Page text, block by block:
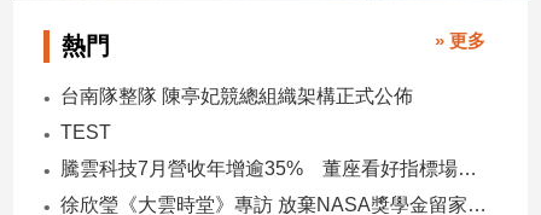
文
電
影
熱門 » 更多
台南隊整隊 陳亭妃競總組織架構正式公佈
TEST
騰雲科技7月營收年增逾35% 董座看好指標場域複製動能
徐欣瑩《大雲時堂》專訪 放棄NASA獎學金留家鄉 主張雙AI治縣讓城市更科技更有愛